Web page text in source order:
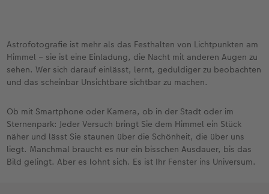
Astrofotografie ist mehr als das Festhalten von Lichtpunkten am
Himmel – sie ist eine Einladung, die Nacht mit anderen Augen zu
sehen. Wer sich darauf einlässt, lernt, geduldiger zu beobachten
und das scheinbar Unsichtbare sichtbar zu machen.
Ob mit Smartphone oder Kamera, ob in der Stadt oder im
Sternenpark: Jeder Versuch bringt Sie dem Himmel ein Stück
näher und lässt Sie staunen über die Schönheit, die über uns
liegt. Manchmal braucht es nur ein bisschen Ausdauer, bis das
Bild gelingt. Aber es lohnt sich. Es ist Ihr Fenster ins Universum.